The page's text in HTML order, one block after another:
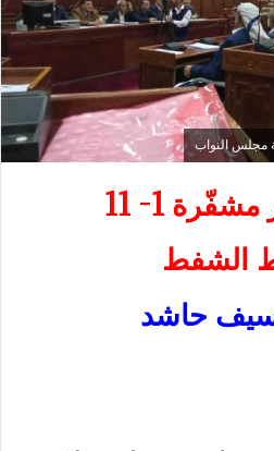
مجلس النواب
1- 11
الشفط
حاشد